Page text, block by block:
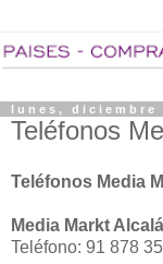
lunes, diciembre
Teléfonos
Teléfonos Media
Media Markt
Teléfono: 91 878